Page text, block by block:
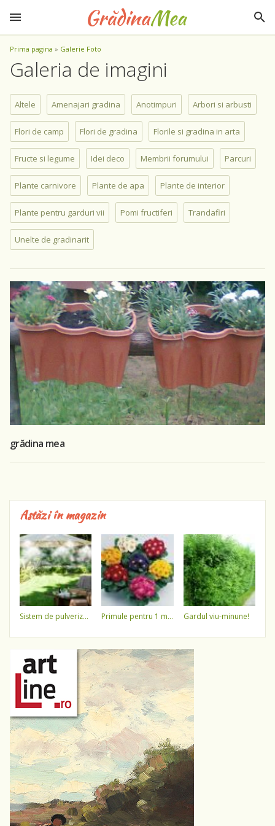
Prima pagina » Galerie Foto
Galeria de imagini
Altele Amenajari gradina Anotimpuri Arbori si arbusti
Flori de camp Flori de gradina Florile si gradina in arta
Fructe si legume Idei deco Membrii forumului Parcuri
Plante carnivore Plante de apa Plante de interior
Plante pentru garduri vii Pomi fructiferi Trandafiri
Unelte de gradinarit
grădina mea
Astăzi în magazin
sistem de pulverizare a apei primule pentru 1 martie 3,5 lei / ghiveci !!!! gardul viu-minune!